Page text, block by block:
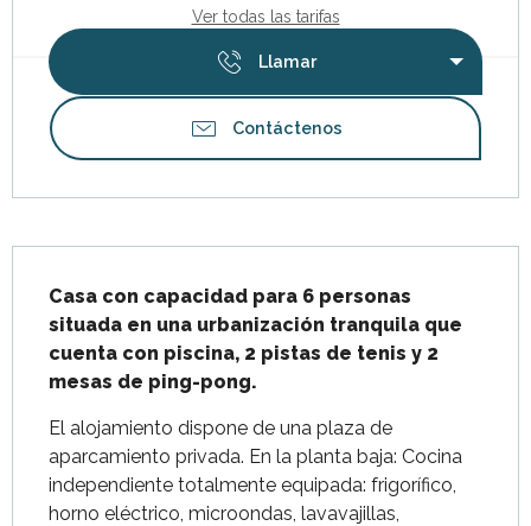
Ver todas las tarifas
Llamar
Contáctenos
Casa con capacidad para 6 personas
situada en una urbanización tranquila que
cuenta con piscina, 2 pistas de tenis y 2
mesas de ping-pong.
El alojamiento dispone de una plaza de
aparcamiento privada. En la planta baja: Cocina
independiente totalmente equipada: frigorífico,
horno eléctrico, microondas, lavavajillas,